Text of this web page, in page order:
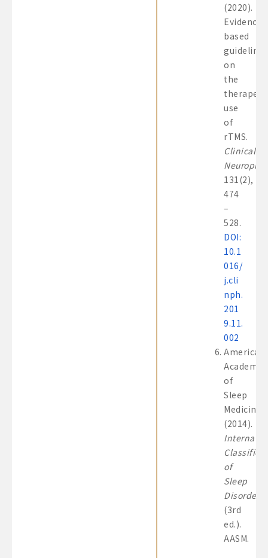
(2020).
Evidence-
based
guidelines
on
the
use
of
rTMS.
Clinical
131(2),
474
–
528.
DOI:
10.1
016/
j.cli
nph.
201
9.11.
002
American
Academy
of
Sleep
Medicine.
(2014).
of
Sleep
Disorders
(3rd
ed.).
AASM.